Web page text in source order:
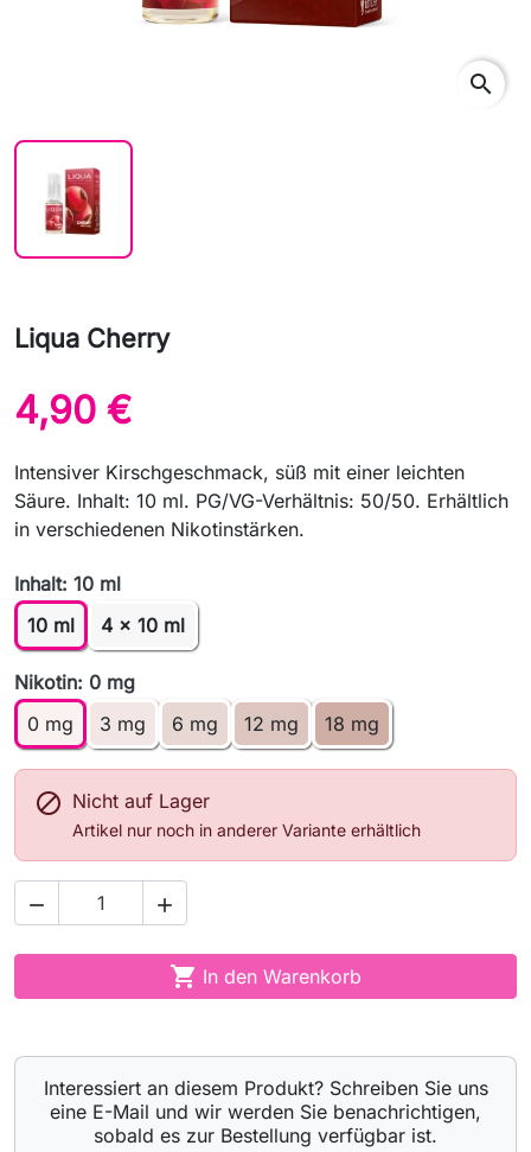
search
Liqua Cherry
4,90 €
Intensiver Kirschgeschmack, süß mit einer leichten
Säure. Inhalt: 10 ml. PG/VG-Verhältnis: 50/50. Erhältlich
in verschiedenen Nikotinstärken.
Inhalt: 10 ml
10 ml
4 x 10 ml
Nikotin: 0 mg
0 mg
3 mg 6 mg 12 mg 18 mg
 Nicht auf Lager
Artikel nur noch in anderer Variante erhältlich
 
 In den Warenkorb
Interessiert an diesem Produkt? Schreiben Sie uns
eine E-Mail und wir werden Sie benachrichtigen,
sobald es zur Bestellung verfügbar ist.